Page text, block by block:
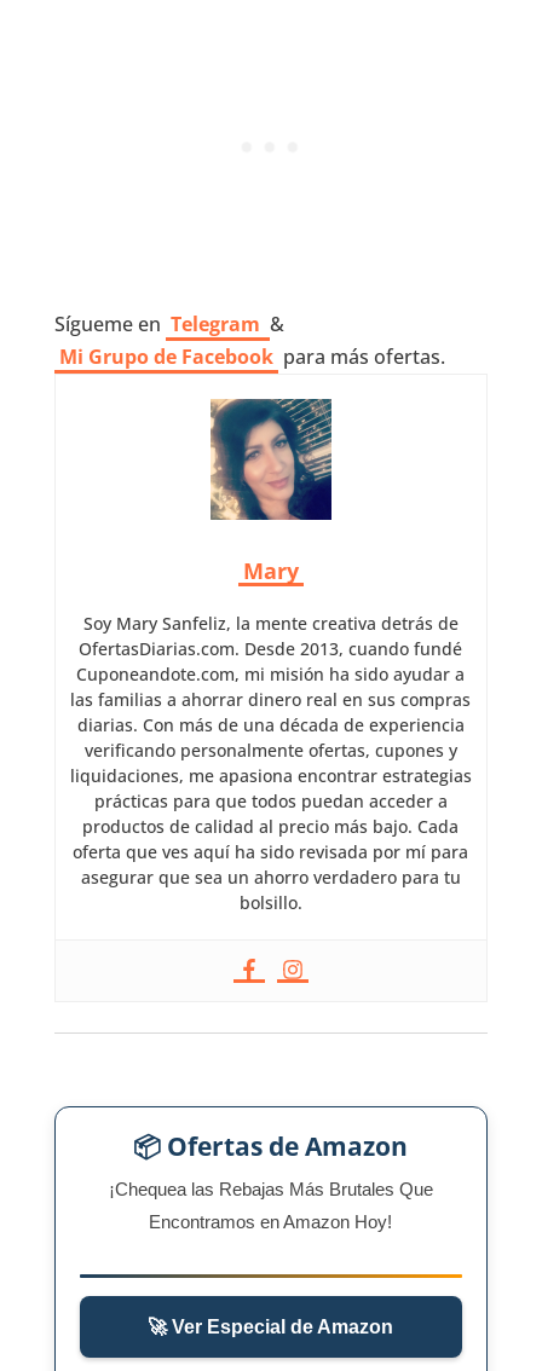
Sígueme en Telegram &
Mi Grupo de Facebook para más ofertas.
Mary
Soy Mary Sanfeliz, la mente creativa detrás de
OfertasDiarias.com. Desde 2013, cuando fundé
Cuponeandote.com, mi misión ha sido ayudar a
las familias a ahorrar dinero real en sus compras
diarias. Con más de una década de experiencia
verificando personalmente ofertas, cupones y
liquidaciones, me apasiona encontrar estrategias
prácticas para que todos puedan acceder a
productos de calidad al precio más bajo. Cada
oferta que ves aquí ha sido revisada por mí para
asegurar que sea un ahorro verdadero para tu
bolsillo.
📦 Ofertas de Amazon
¡Chequea las Rebajas Más Brutales Que
Encontramos en Amazon Hoy!
🚀 Ver Especial de Amazon